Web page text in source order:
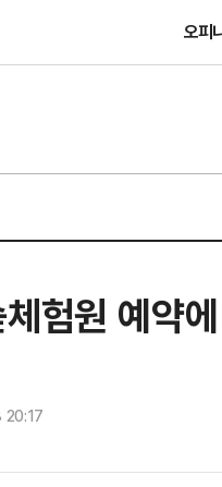
오피
험원 예약
20:17